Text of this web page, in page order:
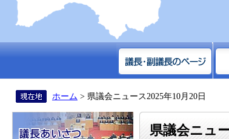
ホーム > 県議会ニュース2025年10月20日
県議会ニュ